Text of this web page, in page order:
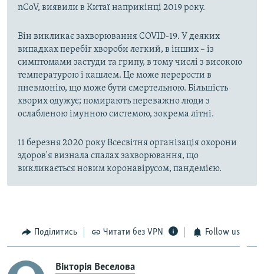
nCoV, виявили в Китаї наприкінці 2019 року.
Він викликає захворювання COVID-19. У деяких
випадках перебіг хвороби легкий, в інших – із
симптомами застуди та грипу, в тому числі з високою
температурою і кашлем. Це може перерости в
пневмонію, що може бути смертельною. Більшість
хворих одужує; помирають переважно люди з
ослабленою імунною системою, зокрема літні.
11 березня 2020 року Всесвітня організація охорони
здоров'я визнала спалах захворювання, що
викликається новим коронавірусом, пандемією.
Поділитись Читати без VPN Follow us
Вікторія Веселова